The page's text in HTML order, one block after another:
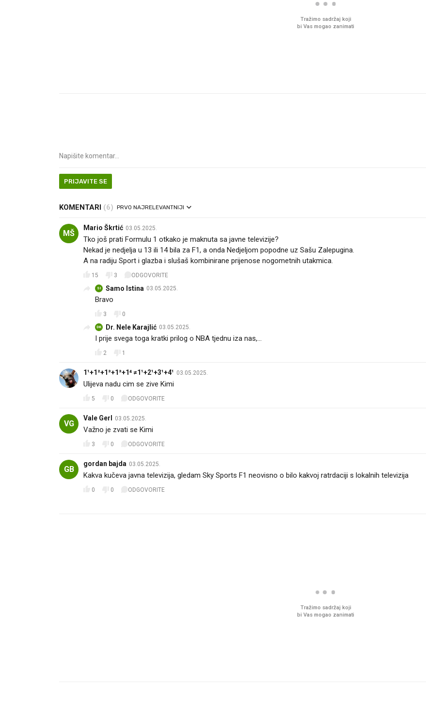
Tražimo sadržaj koji
bi Vas mogao zanimati
PRIJAVITE SE
KOMENTARI (6) PRVO NAJRELEVANTNIJI
MŠ
Mario Škrtić 03.05.2025.
Tko još prati Formulu 1 otkako je maknuta sa javne televizije?
Nekad je nedjelja u 13 ili 14 bila za F1, a onda Nedjeljom popodne uz Sašu Zalepugina.
A na radiju Sport i glazba i slušaš kombinirane prijenose nogometnih utakmica.
15 3 ODGOVORITE
SI Samo Istina 03.05.2025.
Bravo 👍🏻
3 0
DK Dr. Nele Karajlić 03.05.2025.
I prije svega toga kratki prilog o NBA tjednu iza nas,...
2 1
1¹+1²+1³+1³+1⁴ ≠1¹+2¹+3¹+4¹ 03.05.2025.
Ulijeva nadu cim se zive Kimi 🤣❄️
5 0 ODGOVORITE
VG
Vale Gerl 03.05.2025.
Važno je zvati se Kimi
3 0 ODGOVORITE
GB
gordan bajda 03.05.2025.
Kakva kučeva javna televizija, gledam Sky Sports F1 neovisno o bilo kakvoj ratrdaciji s lokalnih televizija
0 0 ODGOVORITE
Tražimo sadržaj koji
bi Vas mogao zanimati